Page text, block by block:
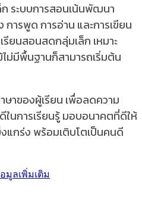
ระบบการสอนเน้นพัฒนา
ารพูด การอ่าน และการเขียน
รียนสอนสดกลุ่มเล็ก เหมาะ
ม่มีพื้นฐานก็สามารถเริ่มต้น
ษาของผู้เรียน เพื่อลดความ
นการเรียนรู้ มอบอนาคตที่ดีให้
แกร่ง พร้อมเติบโตเป็นคนดี
มูลเพิ่มเติม